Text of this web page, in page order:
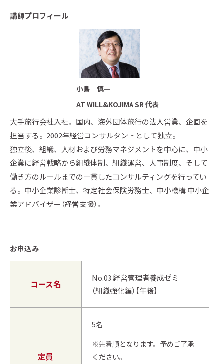
講師プロフィール
小島 慎一
AT WILL&KOJIMA SR 代表
大手旅行会社入社。国内、海外団体旅行の法人営業、企画を
担当する。2002年経営コンサルタントとして独立。
独立後、組織、人材および労務マネジメントを中心に、中小
企業に経営戦略から組織体制、組織運営、人事制度、そして
働き方のルールまでの一貫したコンサルティングを行ってい
る。中小企業診断士、特定社会保険労務士、中小機構 中小企
業アドバイザー（経営支援）。
お申込み
コース名
No.03 経営管理者養成ゼミ
（組織強化編）【午後】
定員
5名
※先着順となります。予めご了承
ください。